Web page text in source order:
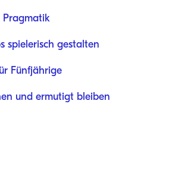
Pragmatik
spielerisch gestalten
Fünfjährige
und ermutigt bleiben